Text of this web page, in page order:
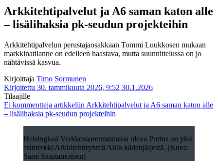
Arkkitehtipalvelut ja A6 saman katon alle
– lisälihaksia pk-seudun projekteihin
Arkkitehtipalvelun perustajaosakkaan Tommi Luukkosen mukaan
markkinatilanne on edelleen haastava, mutta suunnittelussa on jo
nähtävissä kasvua.
Kirjoittaja Timo Sormunen
Kirjoitettu 30. tammikuuta 2026, 9:52 30.1.2026
Tilaajille
Ei kommentteja artikkeliin Arkkitehtipalvelut ja A6 saman katon alle
– lisälihaksia pk-seudun projekteihin
Helsingissä Verkkosaarenrannassa oleva Portus on yksi
esimerkki Arkkitehtiryhmä A6:n kädenjäljestä. (Kuva:
Sami Saastamoinen)